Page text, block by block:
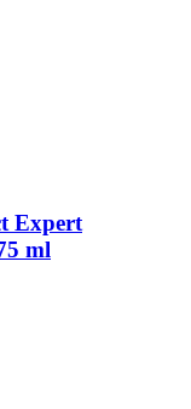
Expert
ml